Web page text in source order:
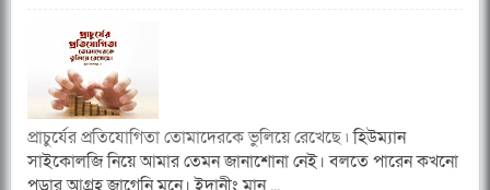
প্রাচুর্যের প্রতিযােগিতা তোমাদেরকে ভুলিয়ে রেখেছে ৷হিউম্যান
সাইকোলজি নিয়ে আমার তেমন জানাশোনা নেই। বলতে পারেন কখনো